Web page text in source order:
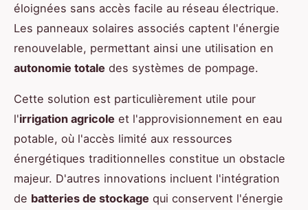
éloignées sans accès facile au réseau électrique.
Les panneaux solaires associés captent l'énergie
renouvelable, permettant ainsi une utilisation en
autonomie totale des systèmes de pompage.
Cette solution est particulièrement utile pour
l'irrigation agricole et l'approvisionnement en eau
potable, où l'accès limité aux ressources
énergétiques traditionnelles constitue un obstacle
majeur. D'autres innovations incluent l'intégration
de batteries de stockage qui conservent l'énergie